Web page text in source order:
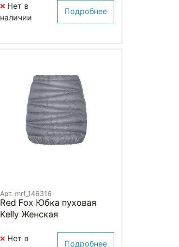
Нет в
наличии
Подробнее
Арт. mrf_146316
Red Fox Юбка пуховая
Kelly Женская
Нет в
Подробнее